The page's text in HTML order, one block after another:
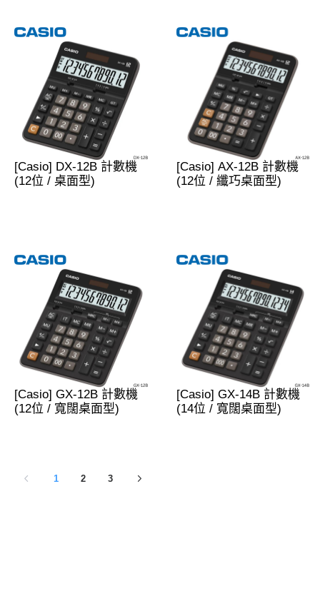
[Casio] DX-12B 計數機
(12位 / 桌面型)
[Casio] AX-12B 計數機
(12位 / 纖巧桌面型)
[Casio] GX-12B 計數機
(12位 / 寬闊桌面型)
[Casio] GX-14B 計數機
(14位 / 寬闊桌面型)
1 2 3